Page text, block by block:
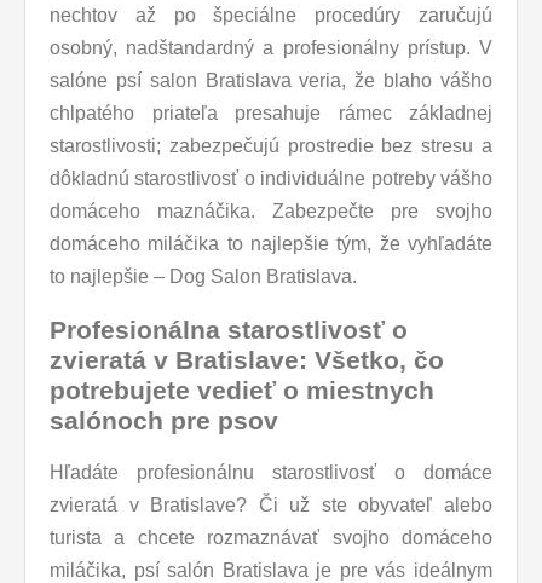
nechtov až po špeciálne procedúry zaručujú
osobný, nadštandardný a profesionálny prístup. V
salóne psí salon Bratislava veria, že blaho vášho
chlpatého priateľa presahuje rámec základnej
starostlivosti; zabezpečujú prostredie bez stresu a
dôkladnú starostlivosť o individuálne potreby vášho
domáceho maznáčika. Zabezpečte pre svojho
domáceho miláčika to najlepšie tým, že vyhľadáte
to najlepšie – Dog Salon Bratislava.
Profesionálna starostlivosť o
zvieratá v Bratislave: Všetko, čo
potrebujete vedieť o miestnych
salónoch pre psov
Hľadáte profesionálnu starostlivosť o domáce
zvieratá v Bratislave? Či už ste obyvateľ alebo
turista a chcete rozmaznávať svojho domáceho
miláčika, psí salón Bratislava je pre vás ideálnym